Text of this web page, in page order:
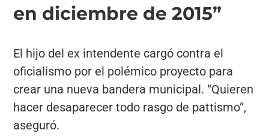
en diciembre de 2015”
El hijo del ex intendente cargó contra el
oficialismo por el polémico proyecto para
crear una nueva bandera municipal. “Quieren
hacer desaparecer todo rasgo de pattismo”,
aseguró.